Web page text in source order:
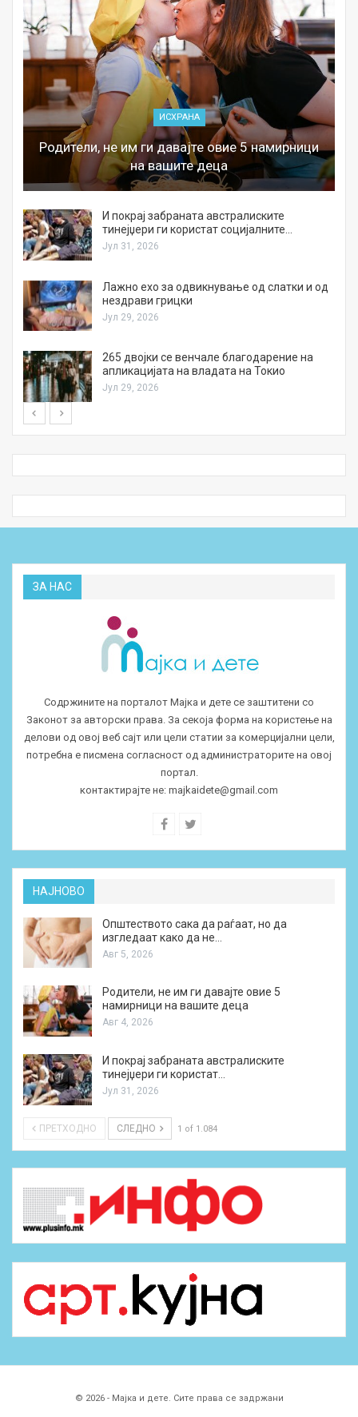
ИСХРАНА
Родители, не им ги давајте овие 5 намирници
на вашите деца
И покрај забраната австралиските
тинејџери ги користат социјалните…
Јул 31, 2026
Лажно ехо за одвикнување од слатки и од
нездрави грицки
Јул 29, 2026
265 двојки се венчале благодарение на
апликацијата на владата на Токио
Јул 29, 2026
ЗА НАС
Содржините на порталот Мајка и дете се заштитени со
Законот за авторски права. За секоја форма на користење на
делови од овој веб сајт или цели статии за комерцијални цели,
потребна е писмена согласност од администраторите на овој
портал.
контактирајте не: majkaidete@gmail.com
НАЈНОВО
Општеството сака да раѓаат, но да
изгледаат како да не…
Авг 5, 2026
Родители, не им ги давајте овие 5
намирници на вашите деца
Авг 4, 2026
И покрај забраната австралиските
тинејџери ги користат…
Јул 31, 2026
ПРЕТХОДНО СЛЕДНО 1 of 1.084
© 2026 - Мајка и дете. Сите права се задржани